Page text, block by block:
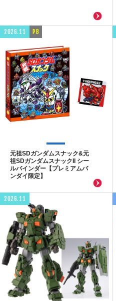
2026.11 PB
元祖SDガンダムスナック&元
祖SDガンダムスナックII シー
ルバインダー【プレミアムバ
ンダイ限定】
2026.11